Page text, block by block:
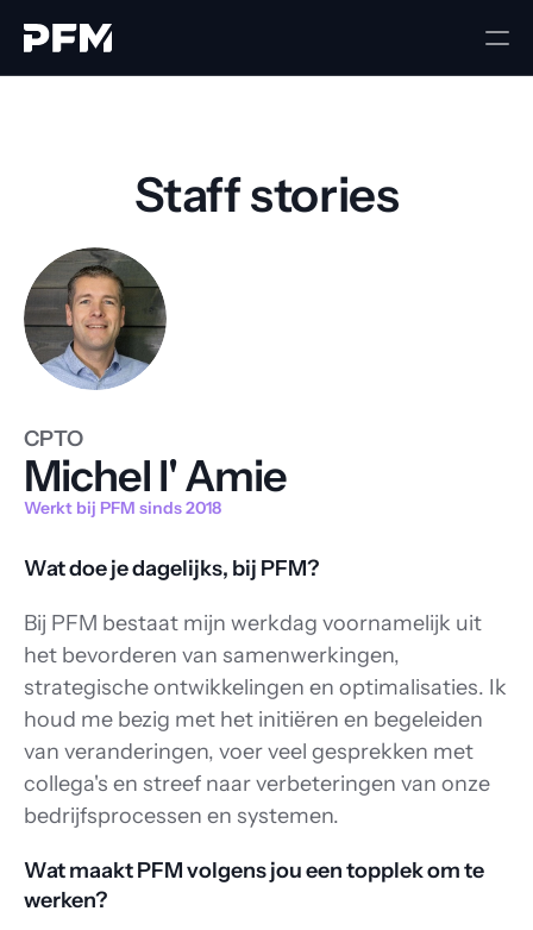
Staff stories
CPTO
Michel l' Amie
Werkt bij PFM sinds 2018
Wat doe je dagelijks, bij PFM?
Bij PFM bestaat mijn werkdag voornamelijk uit
het bevorderen van samenwerkingen,
strategische ontwikkelingen en optimalisaties. Ik
houd me bezig met het initiëren en begeleiden
van veranderingen, voer veel gesprekken met
collega's en streef naar verbeteringen van onze
bedrijfsprocessen en systemen.
Wat maakt PFM volgens jou een topplek om te
werken?